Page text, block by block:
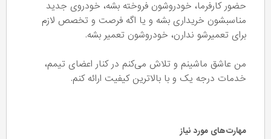
حضور کارفرما، خودروشون فروخته بشه، خودروی جدید
مناسبشون خریداری بشه و یا اگه فرصت و تخصص لازم
برای تعمیرشو ندارن، خودروشون تعمیر بشه.
من عاشق ماشینم و تلاش می‌کنم در کنار اعضای تیمم،
خدمات درجه یک و با بالاترین کیفیت ارائه کنم.
مهارت‌های مورد نیاز